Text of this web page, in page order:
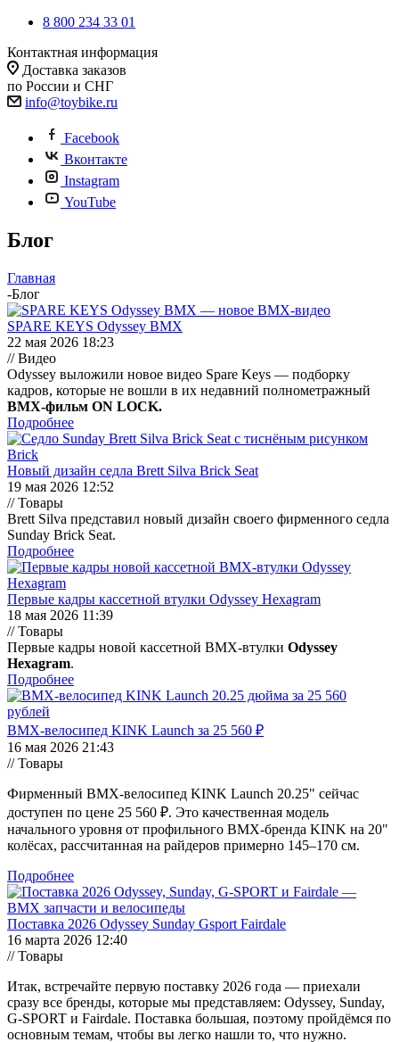
8 800 234 33 01
Контактная информация
Доставка заказов
по России и СНГ
info@toybike.ru
Facebook
Вконтакте
Instagram
YouTube
Блог
Главная
-Блог
SPARE KEYS Odyssey BMX
22 мая 2026 18:23
// Видео
Odyssey выложили новое видео Spare Keys — подборку
кадров, которые не вошли в их недавний полнометражный
BMX-фильм ON LOCK.
Подробнее
Новый дизайн седла Brett Silva Brick Seat
19 мая 2026 12:52
// Товары
Brett Silva представил новый дизайн своего фирменного седла
Sunday Brick Seat.
Подробнее
Первые кадры кассетной втулки Odyssey Hexagram
18 мая 2026 11:39
// Товары
Первые кадры новой кассетной BMX-втулки Odyssey
Hexagram.
Подробнее
BMX-велосипед KINK Launch за 25 560 ₽
16 мая 2026 21:43
// Товары
Фирменный BMX-велосипед KINK Launch 20.25" сейчас
доступен по цене 25 560 ₽. Это качественная модель
начального уровня от профильного BMX-бренда KINK на 20"
колёсах, рассчитанная на райдеров примерно 145–170 см.
Подробнее
Поставка 2026 Odyssey Sunday Gsport Fairdale
16 марта 2026 12:40
// Товары
Итак, встречайте первую поставку 2026 года — приехали
сразу все бренды, которые мы представляем: Odyssey, Sunday,
G-SPORT и Fairdale. Поставка большая, поэтому пройдёмся по
основным темам, чтобы вы легко нашли то, что нужно.